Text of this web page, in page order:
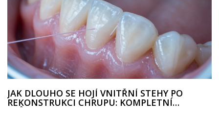
JAK DLOUHO SE HOJÍ VNITŘNÍ STEHY PO
REKONSTRUKCI CHRUPU: KOMPLETNÍ